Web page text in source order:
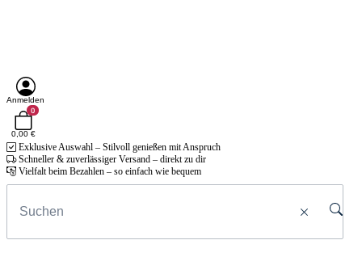
Anmelden
0
0,00 €
Exklusive Auswahl – Stilvoll genießen mit Anspruch
Schneller & zuverlässiger Versand – direkt zu dir
Vielfalt beim Bezahlen – so einfach wie bequem